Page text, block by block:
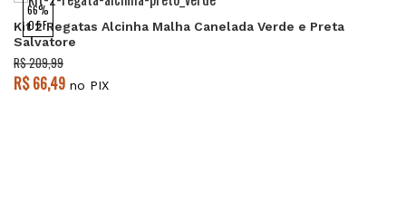
66%
OFF
Kit 2 Regatas Alcinha Malha Canelada Verde e Preta
Salvatore
R$ 209,99
R$ 66,49 no PIX